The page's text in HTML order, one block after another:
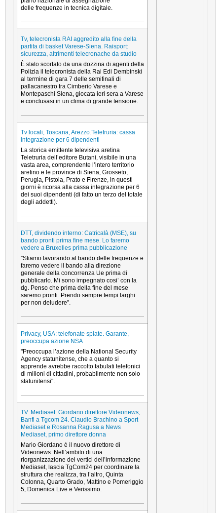
delle frequenze in tecnica digitale.
Tv, telecronista RAI aggredito alla fine della
partita di basket Varese-Siena. Raisport:
sicurezza, altrimenti telecronache da studio
È stato scortato da una dozzina di agenti della
Polizia il telecronista della Rai Edi Dembinski
al termine di gara 7 delle semifinali di
pallacanestro tra Cimberio Varese e
Montepaschi Siena, giocata ieri sera a Varese
e conclusasi in un clima di grande tensione.
Tv locali, Toscana, Arezzo.Teletruria: cassa
integrazione per 6 dipendenti
La storica emittente televisiva aretina
Teletruria dell’editore Butani, visibile in una
vasta area, comprendente l’intero territorio
aretino e le province di Siena, Grosseto,
Perugia, Pistoia, Prato e Firenze, in questi
giorni è ricorsa alla cassa integrazione per 6
dei suoi dipendenti (di fatto un terzo del totale
degli addetti).
DTT, dividendo interno: Catricalà (MSE), su
bando pronti prima fine mese. Lo faremo
vedere a Bruxelles prima pubblicazione
”Stiamo lavorando al bando delle frequenze e
faremo vedere il bando alla direzione
generale della concorrenza Ue prima di
pubblicarlo. Mi sono impegnato cosi’ con la
dg. Penso che prima della fine del mese
saremo pronti. Prendo sempre tempi larghi
per non deludere”.
Privacy, USA: telefonate spiate. Garante,
preoccupa azione NSA
"Preoccupa l’azione della National Security
Agency statunitense, che a quanto si
apprende avrebbe raccolto tabulati telefonici
di milioni di cittadini, probabilmente non solo
statunitensi".
TV. Mediaset: Giordano direttore Videonews,
Banfi a Tgcom 24. Claudio Brachino a Sport
Mediaset e Rosanna Ragusa a News
Mediaset, primo direttore donna
Mario Giordano è il nuovo direttore di
Videonews. Nell’ambito di una
riorganizzazione dei vertici dell’informazione
Mediaset, lascia TgCom24 per coordinare la
struttura che realizza, tra l’altro, Quinta
Colonna, Quarto Grado, Mattino e Pomeriggio
5, Domenica Live e Verissimo.